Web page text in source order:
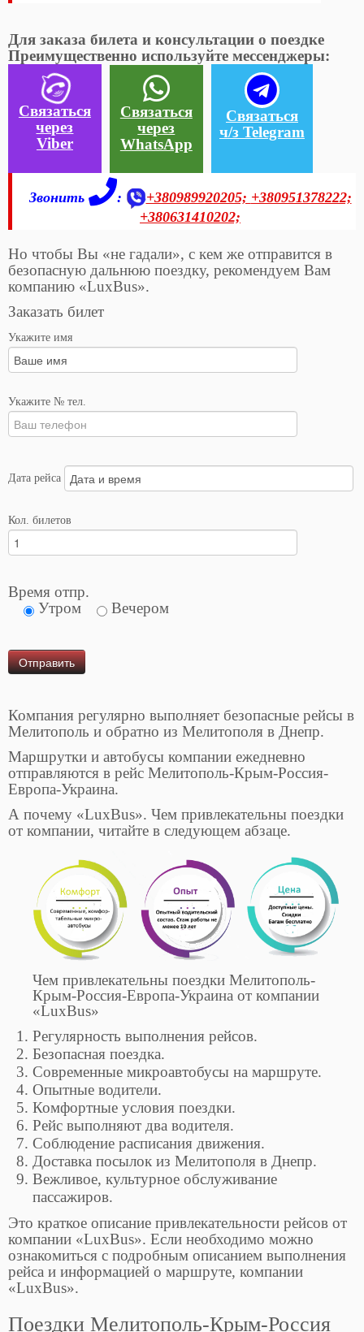
Для заказа билета и консультации о поездке
Преимущественно используйте мессенджеры:
Связаться
через
Viber
Связаться
через
WhatsApp
Связаться
ч/з Telegram
Звонить : +380989920205; +380951378222;
+380631410202;
Но чтобы Вы «не гадали», с кем же отправится в
безопасную дальнюю поездку, рекомендуем Вам
компанию «LuxBus».
Заказать билет
Укажите имя
Укажите № тел.
Дата рейса
Кол. билетов
Время отпр.
Утром
Вечером
Компания регулярно выполняет безопасные рейсы в
Мелитополь и обратно из Мелитополя в Днепр.
Маршрутки и автобусы компании ежедневно
отправляются в рейс Мелитополь-Крым-Россия-
Европа-Украина.
А почему «LuxBus». Чем привлекательны поездки
от компании, читайте в следующем абзаце.
Чем привлекательны поездки Мелитополь-
Крым-Россия-Европа-Украина от компании
«LuxBus»
Регулярность выполнения рейсов.
Безопасная поездка.
Современные микроавтобусы на маршруте.
Опытные водители.
Комфортные условия поездки.
Рейс выполняют два водителя.
Соблюдение расписания движения.
Доставка посылок из Мелитополя в Днепр.
Вежливое, культурное обслуживание
пассажиров.
Это краткое описание привлекательности рейсов от
компании «LuxBus». Если необходимо можно
ознакомиться с подробным описанием выполнения
рейса и информацией о маршруте, компании
«LuxBus».
Поездки Мелитополь-Крым-Россия